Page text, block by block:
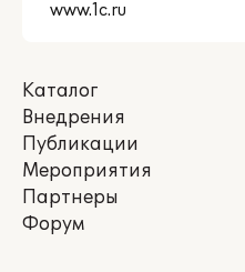
Каталог
Внедрения
Публикации
Мероприятия
Партнеры
Форум